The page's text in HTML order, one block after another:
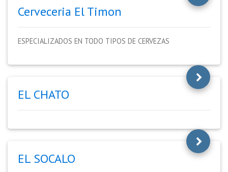
Cerveceria El Timon
ESPECIALIZADOS EN TODO TIPOS DE CERVEZAS
EL CHATO
EL SOCALO